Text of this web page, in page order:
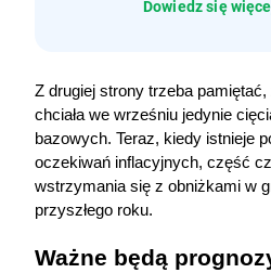
Dowiedz się
Z drugiej strony trzeba
chciała we wrześniu jedynie
bazowych. Teraz, kiedy istnieje
oczekiwań inflacyjnych, część
wstrzymania się z obniżkami w
przyszłego roku.
Ważne będą